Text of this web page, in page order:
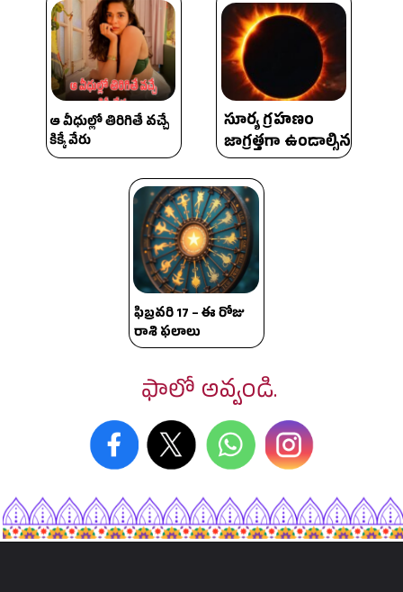
ఫాలో అవ్వండి.
సూర్య గ్రహణం
జాగ్రత్తగా ఉండాల్సిన
ఫిబ్రవరి 17 – ఈ రోజు
రాశి ఫలాలు
ఆ వీధుల్లో తిరిగితే వ‌చ్చే
కిక్కే వేరు